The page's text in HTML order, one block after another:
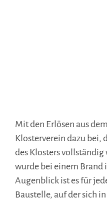
Mit den Erlösen aus
Klosterverein dazu bei,
des Klosters
wurde bei einem Brand
Augenblick ist es für
Baustelle, auf der sich